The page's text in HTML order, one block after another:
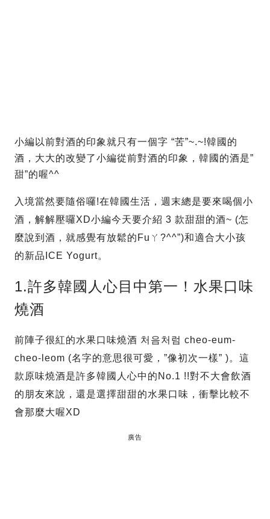
小編以前對酒的印象就只有一個字 “苦”~.~!韓國的
酒，大大的改變了小編從前對酒的印象，韓國的酒是”
甜”的喔^^
入境當然要隨俗囉!在韓國生活，週末總是要來喝個小
酒，解解壓囉XD小編今天要介紹 3 款甜甜的酒~ (怎
麼說到酒，就感覺有放鬆的Fuㄚ?^^”)和適合大小孩
的新品ICE Yogurt。
1.許多韓國人心目中第一！水果口味
燒酒
前陣子很紅的水果口味燒酒 처음처럼 cheo-eum-
cheo-leom (名字的意思很可愛，”像初次一樣” )。這
款原味燒酒是許多韓國人心中的No.1 !!對不大會飲酒
的朋友來說，還是選擇甜甜的水果口味，衝擊比較不
會那麼大喔XD
廣告